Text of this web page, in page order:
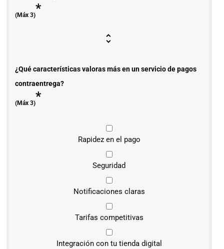
(Máx 3)*
¿Qué características valoras más en un servicio de pagos
contraentrega?
(Máx 3)*
Rapidez en el pago
Seguridad
Notificaciones claras
Tarifas competitivas
Integración con tu tienda digital